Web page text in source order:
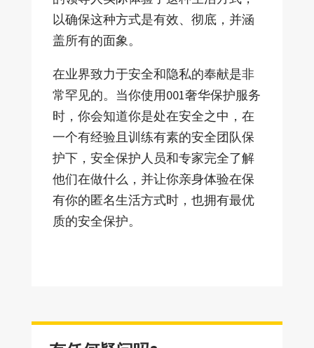
以确保这种方式是有效、彻底，并涵
盖所有的面象。
在业界致力于安全和隐私的奉献是非
常罕见的。当你使用001奢华保护服务
时，你会知道你是处在安全之中，在
一个有经验且训练有素的安全团队保
护下，安全保护人员和专家完全了解
他们在做什么，并让你亲身体验在保
有你的匿名生活方式时，也拥有最优
质的安全保护。